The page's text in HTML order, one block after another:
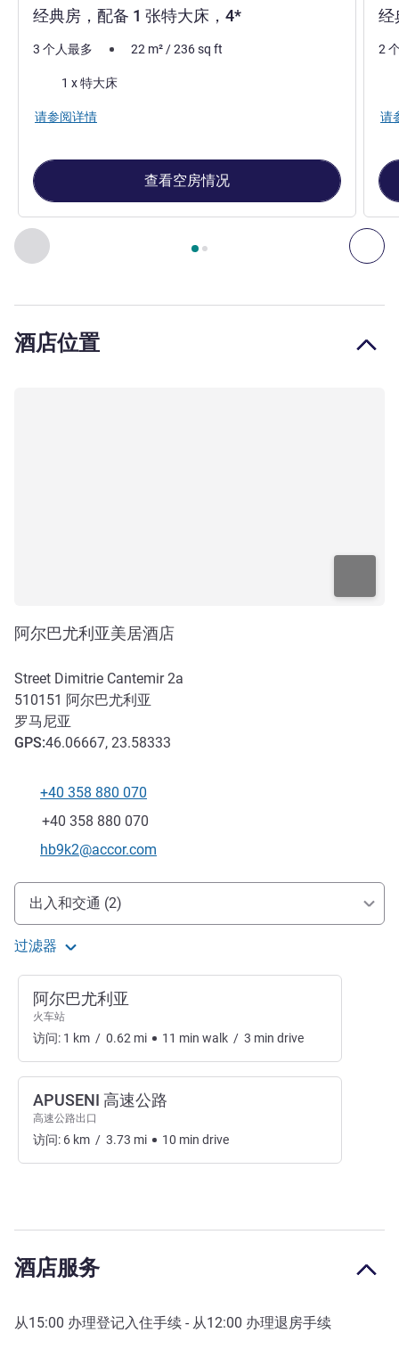
上一个 - 客房 下
第 页，共 , 客房 1 : 经典房，配备 1 张特大床，4* , 客
经典房，配备 1 张特大床，4*
3 个人最多 22 m²/236sq ft
床上用品1 x 特大床
请参阅详情
查看空房情况
经
2
请
酒店位置
阿尔巴尤利亚美居酒店
Street Dimitrie Cantemir 2a
510151 阿尔巴尤利亚
罗马尼亚
GPS:46.06667, 23.58333
电话
+40 358 880 070
传真
+40 358 880 070
联系电子邮件
hb9k2@accor.com
抵达和交通
出入和交通 (2)
过滤器
阿尔巴尤利亚
火车站
访问: 1 km / 0.62 mi 11 min walk / 3 min drive
APUSENI 高速公路
高速公路出口
访问: 6 km / 3.73 mi 10 min drive
酒店服务
从15:00 办理登记入住手续 - 从12:00 办理退房手续